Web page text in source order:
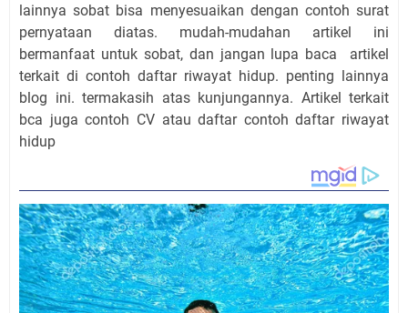
lainnya sobat bisa menyesuaikan dengan contoh surat
pernyataan diatas. mudah-mudahan artikel ini
bermanfaat untuk sobat, dan jangan lupa baca artikel
terkait di contoh daftar riwayat hidup. penting lainnya
blog ini. termakasih atas kunjungannya. Artikel terkait
bca juga contoh CV atau daftar contoh daftar riwayat
hidup